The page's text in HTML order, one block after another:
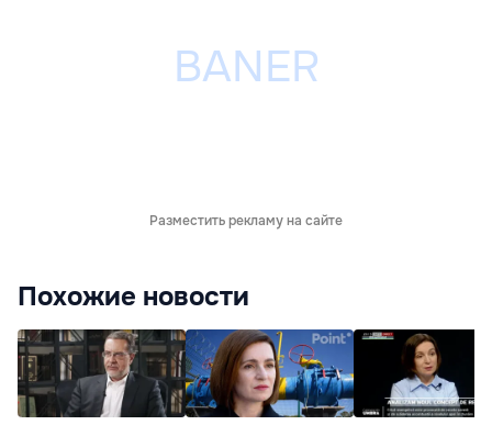
Разместить рекламу на сайте
Похожие новости